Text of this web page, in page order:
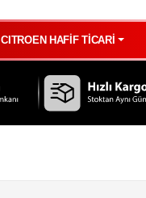
CITROEN HAFİF TİCARİ